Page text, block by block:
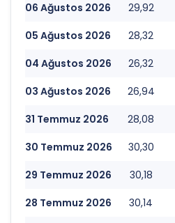
06 Ağustos 2026
29,92
05 Ağustos 2026
28,32
04 Ağustos 2026
26,32
03 Ağustos 2026
26,94
31 Temmuz 2026
28,08
30 Temmuz 2026
30,30
29 Temmuz 2026
30,18
28 Temmuz 2026
30,14